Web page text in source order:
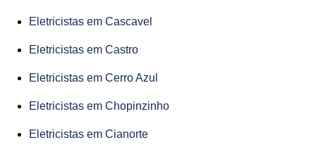
Eletricistas em Cascavel
Eletricistas em Castro
Eletricistas em Cerro Azul
Eletricistas em Chopinzinho
Eletricistas em Cianorte